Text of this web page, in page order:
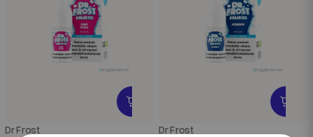
Dr Frost Dr Frost